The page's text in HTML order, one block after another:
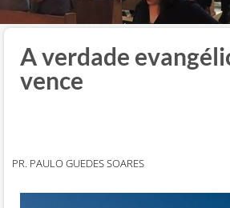
A verdade
vence
PR. PAULO GUEDES SOARES